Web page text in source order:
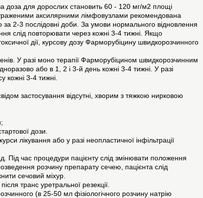
доза для дорослих становить 60 - 120 мг/м2 площі
ураженими аксилярними лімфовузлами рекомендована
2-3 послідовні доби. За умови нормального відновлення
слід повторювати через кожні 3-4 тижні. Якщо
дії, курсову дозу Фарморубіцину швидкорозчинного
У разі моно терапії Фарморубіцином швидкорозчинним
або в 1, 2 і 3-й день кожні 3-4 тижні. У разі
кожні 3-4 тижні.
застосування відсутні, хворим з тяжкою нирковою
дози.
лікування або у разі неопластичної інфільтрації
Під час процедури пацієнту слід змінювати положення
розчину препарату сечею, пацієнта слід
сечовий міхур.
транс уретральної резекції.
(в 25-50 мл фізіологічного розчину натрію